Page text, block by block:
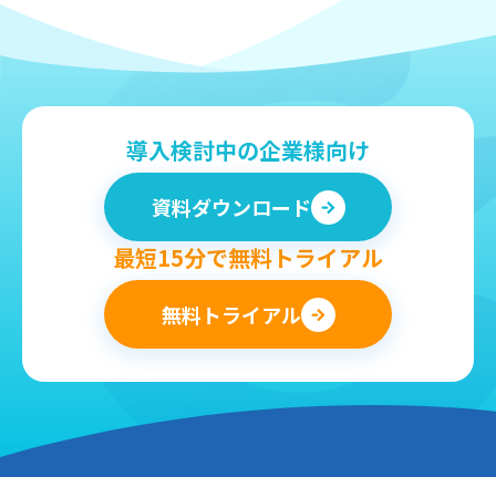
導入検討中の企業様向け
資料ダウンロード
最短15分で無料トライアル
無料トライアル